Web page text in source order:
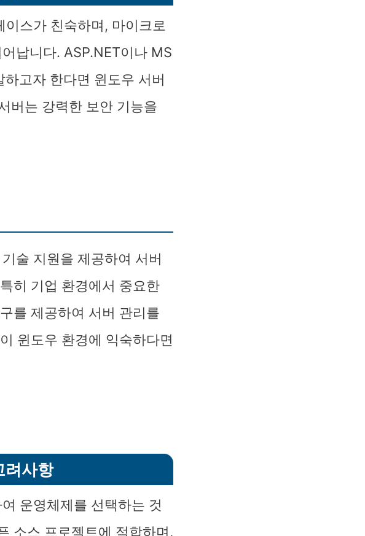
스가 친숙하며, 마이크로
납니다. ASP.NET이나 MS
고자 한다면 윈도우 서버
버는 강력한 보안 기능을
술 지원을 제공하여 서버
히 기업 환경에서 중요한
를 제공하여 서버 관리를
윈도우 환경에 익숙하다면
려사항
운영체제를 선택하는 것
소스 프로젝트에 적합하며,